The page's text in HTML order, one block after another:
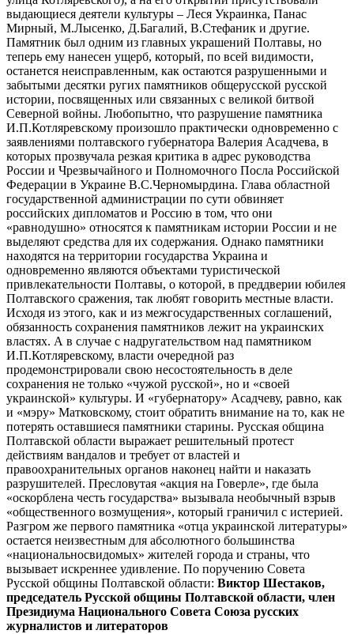
выдающиеся деятели культуры – Леся Украинка, Панас
Мирный, М.Лысенко, Д.Багалий, В.Стефаник и другие.
Памятник был одним из главных украшений Полтавы, но
теперь ему нанесен ущерб, который, по всей видимости,
останется неисправленным, как остаются разрушенными и
забытыми десятки ругих памятников общерусской русской
истории, посвященных или связанных с великой битвой
Северной войны. Любопытно, что разрушение памятника
И.П.Котляревскому произошло практически одновременно с
заявлениями полтавского губернатора Валерия Асадчева, в
которых прозвучала резкая критика в адрес руководства
России и Чрезвычайного и Полномочного Посла Российской
Федерации в Украине В.С.Черномырдина. Глава областной
государственной администрации по сути обвиняет
российских дипломатов и Россию в том, что они
«равнодушно» относятся к памятникам истории России и не
выделяют средства для их содержания. Однако памятники
находятся на территории государства Украина и
одновременно являются объектами туристической
привлекательности Полтавы, о которой, в преддверии юбилея
Полтавского сражения, так любят говорить местные власти.
Исходя из этого, как и из межгосударственных соглашений,
обязанность сохранения памятников лежит на украинских
властях. А в случае с надругательством над памятником
И.П.Котляревскому, власти очередной раз
продемонстрировали свою несостоятельность в деле
сохранения не только «чужой русской», но и «своей
украинской» культуры. И «губернатору» Асадчеву, равно, как
и «мэру» Матковскому, стоит обратить внимание на то, как не
потерять оставшиеся памятники старины. Русская община
Полтавской области выражает решительный протест
действиям вандалов и требует от властей и
правоохранительных органов наконец найти и наказать
разрушителей. Пресловутая «акция на Говерле», где была
«оскорблена честь государства» вызывала необычный взрыв
«общественного возмущения», который граничил с истерией.
Разгром же первого памятника «отца украинской литературы»
остается неизвестным для абсолютного большинства
«национальносвидомых» жителей города и страны, что
вызывает искреннее удивление. По поручению Совета
Русской общины Полтавской области: Виктор Шестаков,
председатель Русской общины Полтавской области, член
Президиума Национального Совета Союза русских
журналистов и литераторов